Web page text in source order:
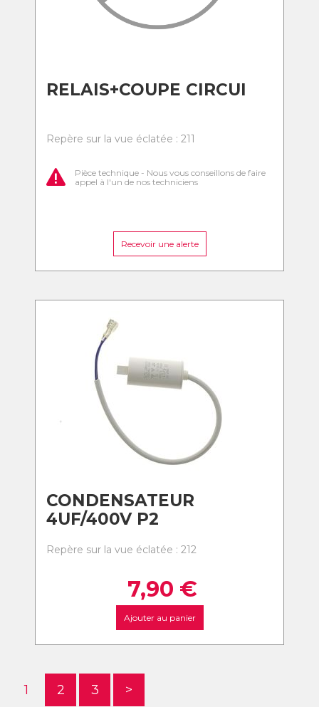
RELAIS+COUPE CIRCUI
Repère sur la vue éclatée : 211
Pièce technique - Nous vous conseillons de faire
appel à l'un de nos techniciens
Recevoir une alerte
CONDENSATEUR
4UF/400V P2
Repère sur la vue éclatée : 212
7,90 €
Ajouter au panier
1 2 3 >